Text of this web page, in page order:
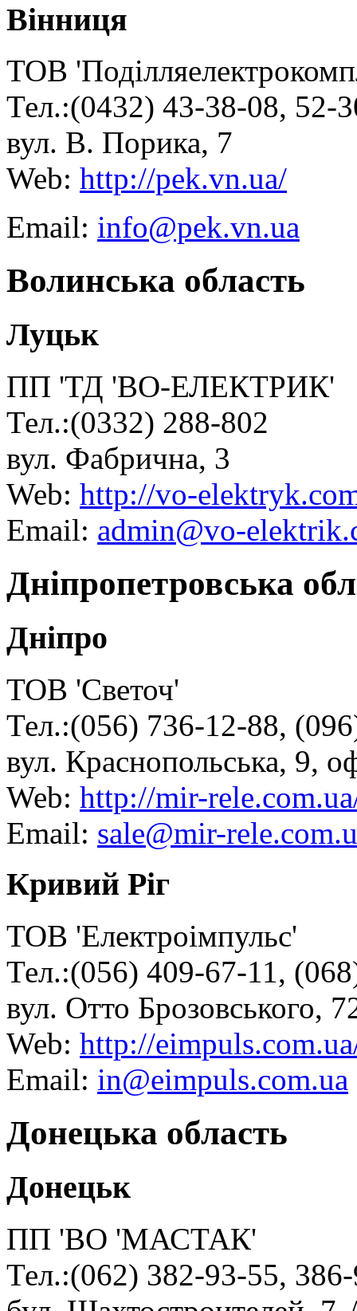
Вінниця
ТОВ
Тел.:(0432) 43-38-08, 52-
вул. В. Порика, 7
Web: http://pek.vn.ua/
Email: info@pek.vn.ua
Волинська область
Луцьк
ПП 'ТД 'ВО-ЕЛЕКТРИК'
Тел.:(0332) 288-802
вул. Фабрична, 3
Web: http://vo-
Email: admin@vo-
Дніпропетровська
Дніпро
ТОВ 'Светоч'
Тел.:(056) 736-12-88,
вул. Краснопольська, 9,
Web: http://mir-
Email: sale@mir-
Кривий Ріг
ТОВ 'Електроімпульс'
Тел.:(056) 409-67-11,
вул. Отто Брозовського,
Web: http://
Email: in@eimpuls.com.ua
Донецька область
Донецьк
ПП 'ВО 'МАСТАК'
Тел.:(062) 382-93-55,